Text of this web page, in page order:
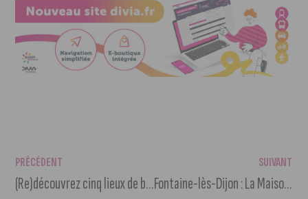
PRÉCÉDENT
(Re)découvrez cinq lieux de baignade à Dijon et ses alentours
SUIVANT
Fontaine-lès-Dijon : La Maison natale de saint Bernard en péril